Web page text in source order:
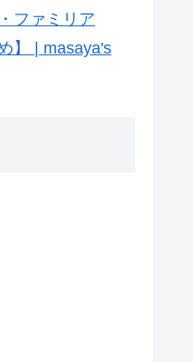
ファミリア
】 | masaya's